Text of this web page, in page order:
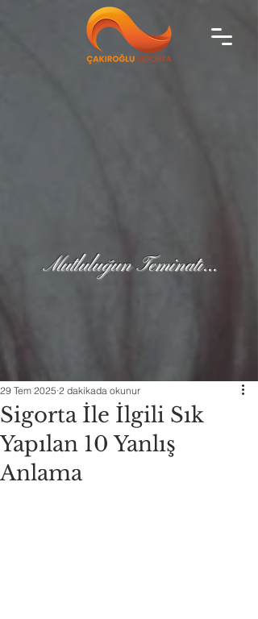
Mutluluğun Teminatı...
Sigorta İle İlgili Sık
Yapılan 10 Yanlış
Anlama
29 Tem 2025 2 dakikada okunur